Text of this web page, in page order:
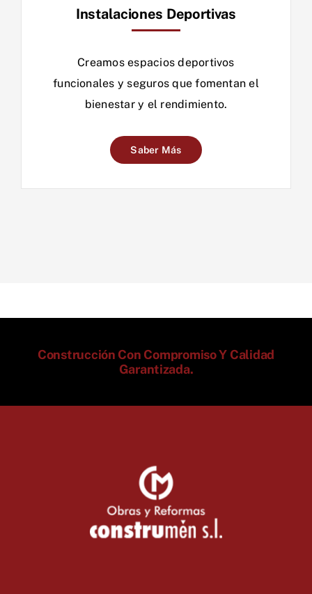
Instalaciones Deportivas
Creamos espacios deportivos
funcionales y seguros que fomentan el
bienestar y el rendimiento.
Saber Más
Construcción Con Compromiso Y Calidad
Garantizada.